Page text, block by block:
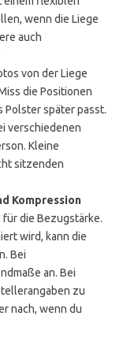
wenn die Liege
auch
von der Liege
die Positionen
Polster später passt.
verschiedenen
Kleine
sitzenden
Kompression
für die Bezugstärke.
wird, kann die
Bei
an. Bei
zu
nach, wenn du